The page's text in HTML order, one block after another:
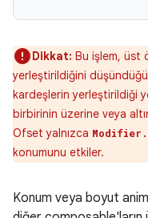
Dikkat: Bu işlem, üst
yerleştirildiğini
kardeşlerin yerleştirildiği
birbirinin üzerine veya
Ofset yalnızca
konumunu etkiler.
Konum veya boyut